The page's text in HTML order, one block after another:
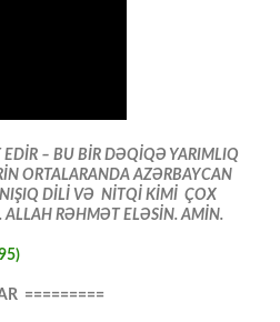
– BU BİR DƏQİQƏ YARIMLIQ
ORTALARANDA AZƏRBAYCAN
DİLİ VƏ NİTQİ KİMİ ÇOX
RƏHMƏT ELƏSİN. AMİN.
=========